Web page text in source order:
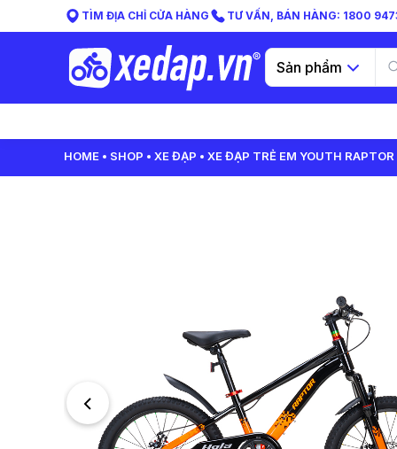
TÌM ĐỊA CHỈ CỬA HÀNG TƯ VẤN, BÁN HÀNG: 1800
Sản phẩm
HOME SHOP XE ĐẠP XE ĐẠP TRẺ EM YOUTH